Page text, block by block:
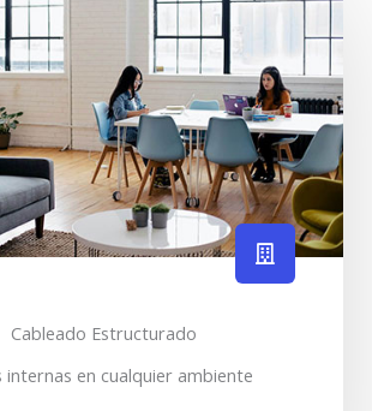
Cableado Estructurado
internas en cualquier ambiente